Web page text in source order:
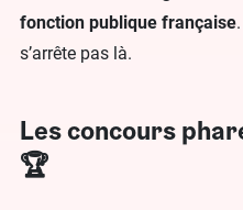
fonction publique française
s’arrête pas là.
Les concours
🏆